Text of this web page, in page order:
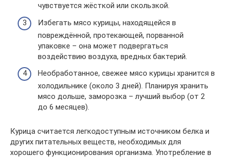
чувствуется жёсткой или скользкой.
Избегать мясо курицы, находящейся в
повреждённой, протекающей, порванной
упаковке – она может подвергаться
воздействию воздуха, вредных бактерий.
Необработанное, свежее мясо курицы хранится в
холодильнике (около 3 дней). Планируя хранить
мясо дольше, заморозка – лучший выбор (от 2
до 6 месяцев).
Курица считается легкодоступным источником белка и
других питательных веществ, необходимых для
хорошего функционирования организма. Употребление в